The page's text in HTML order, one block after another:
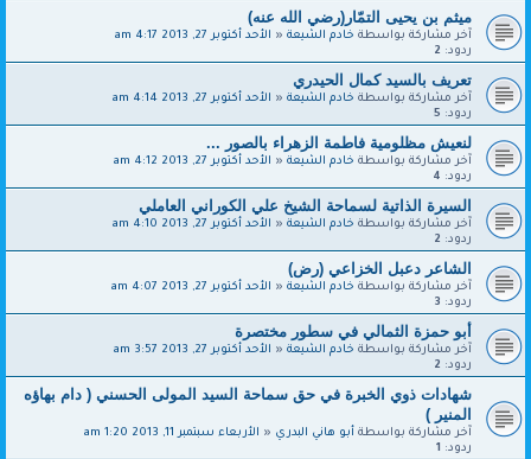
ميثم بن يحيى التمّار(رضي الله عنه)
آخر مشاركة بواسطةخادم الشيعة« الأحد أكتوبر 27, 2013 4:17 am
ردود: 2
تعريف بالسيد كمال الحيدري
آخر مشاركة بواسطةخادم الشيعة« الأحد أكتوبر 27, 2013 4:14 am
ردود: 5
لنعيش مظلومية فاطمة الزهراء بالصور‎ ...
آخر مشاركة بواسطةخادم الشيعة« الأحد أكتوبر 27, 2013 4:12 am
ردود: 4
السيرة الذاتية لسماحة الشيخ علي الكوراني العاملي
آخر مشاركة بواسطةخادم الشيعة« الأحد أكتوبر 27, 2013 4:10 am
ردود: 2
الشاعر دعبل الخزاعي (رض)
آخر مشاركة بواسطةخادم الشيعة« الأحد أكتوبر 27, 2013 4:07 am
ردود: 3
أبو حمزة الثمالي في سطور مختصرة
آخر مشاركة بواسطةخادم الشيعة« الأحد أكتوبر 27, 2013 3:57 am
ردود: 2
شهادات ذوي الخبرة في حق سماحة السيد المولى الحسني ( دام بهاؤه
المنير )
آخر مشاركة بواسطةأبو هاني البدري« الأربعاء سبتمبر 11, 2013 1:20 am
ردود: